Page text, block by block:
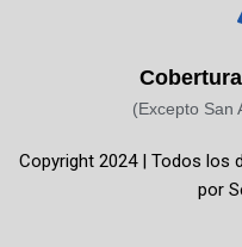
o
o
-
t
g
r
(Excepto San
Copyright 2024 | Todos los
por